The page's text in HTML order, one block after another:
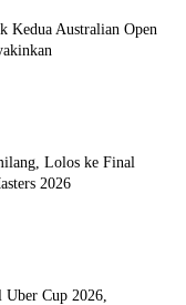
Kedua Australian Open
Lolos ke Final
2026
Uber Cup 2026,